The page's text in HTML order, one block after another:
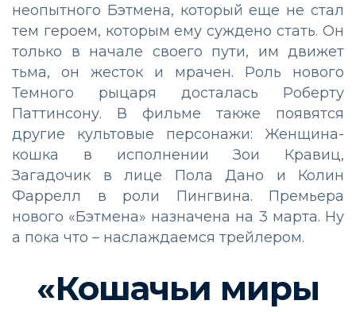
неопытного Бэтмена, который еще не стал
тем героем, которым ему суждено стать. Он
только в начале своего пути, им движет
тьма, он жесток и мрачен. Роль нового
Темного рыцаря досталась Роберту
Паттинсону. В фильме также появятся
другие культовые персонажи: Женщина-
кошка в исполнении Зои Кравиц,
Загадочик в лице Пола Дано и Колин
Фаррелл в роли Пингвина. Премьера
нового «Бэтмена» назначена на 3 марта. Ну
а пока что – наслаждаемся трейлером.
«Кошачьи миры